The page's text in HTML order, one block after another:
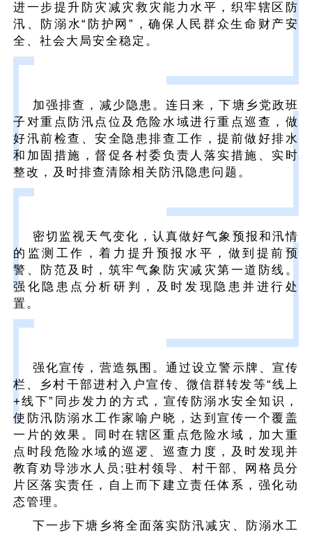
进一步提升防灾减灾救灾能力水平，织牢辖区防
汛、防溺水“防护网”，确保人民群众生命财产安
全、社会大局安全稳定。
加强排查，减少隐患。连日来，下塘乡党政班
子对重点防汛点位及危险水域进行重点巡查，做
好汛前检查、安全隐患排查工作，提前做好排水
和加固措施，督促各村委负责人落实措施、实时
整改，及时排查清除相关防汛隐患问题。
密切监视天气变化，认真做好气象预报和汛情
的监测工作，着力提升预报水平，做到提前预
警、防范及时，筑牢气象防灾减灾第一道防线。
强化隐患点分析研判，及时发现隐患并进行处
置。
强化宣传，营造氛围。通过设立警示牌、宣传
栏、乡村干部进村入户宣传、微信群转发等“线上
+线下”同步发力的方式，宣传防溺水安全知识，
使防汛防溺水工作家喻户晓，达到宣传一个覆盖
一片的效果。同时在辖区重点危险水域，加大重
点时段危险水域的巡逻、巡查力度，及时发现并
教育劝导涉水人员;驻村领导、村干部、网格员分
片区落实责任，自上而下建立责任体系，强化动
态管理。
下一步下塘乡将全面落实防汛减灾、防溺水工